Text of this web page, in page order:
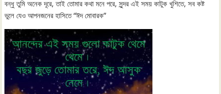
বন্ধু তুমি অনেক দূরে, তাই তোমার কথা মনে পরে, সুন্দর এই সময় কাটুক খুশিতে, সব কষ্ট
ভুলে যেও আপনজনের হাসিতে “ঈদ মোবারক”